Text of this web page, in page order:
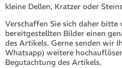
kleine Dellen, Kratzer oder
Verschaffen Sie sich daher bitte
bereitgestellten Bilder einen
des Artikels. Gerne senden wir
Whatsapp) weitere
Begutachtung des Artikels.